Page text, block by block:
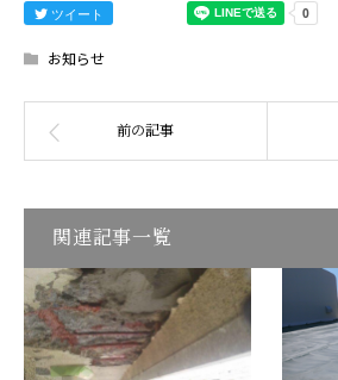
ツイート
お知らせ
関連記事一覧